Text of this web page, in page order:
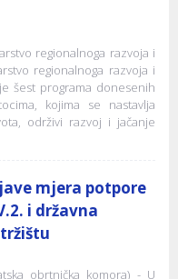
regionalnoga razvoja i
regionalnoga razvoja i
šest programa donesenih
kojima se nastavlja
održivi razvoj i jačanje
mjera potpore
i državna
obrtnička komora) - U